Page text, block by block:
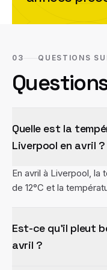
03 QUESTIONS
Quelle est la
Liverpool en avril ?
En avril à Liverpool, la
de 12°C et la
Est-ce qu'il pleut
avril ?